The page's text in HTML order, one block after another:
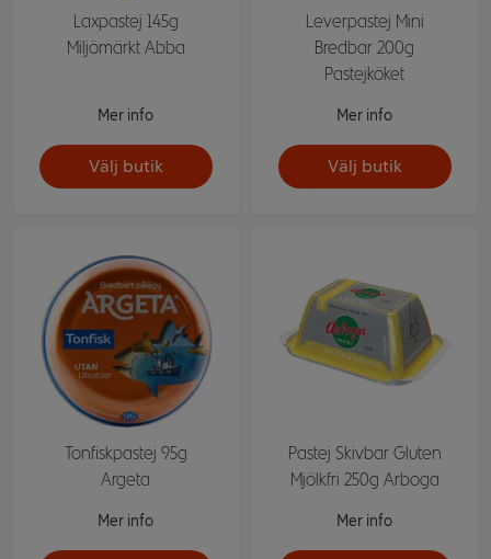
Laxpastej 145g
Miljömärkt Abba
Mer info
Välj butik
Leverpastej Mini
Bredbar 200g
Pastejköket
Mer info
Välj butik
Tonfiskpastej 95g
Argeta
Mer info
Pastej Skivbar Gluten
Mjölkfri 250g Arboga
Mer info